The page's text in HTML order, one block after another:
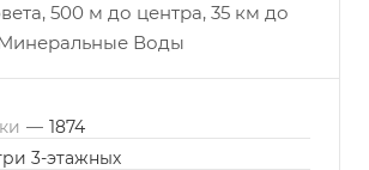
500 м до центра, 35 км до
Воды
— 1874
3-этажных